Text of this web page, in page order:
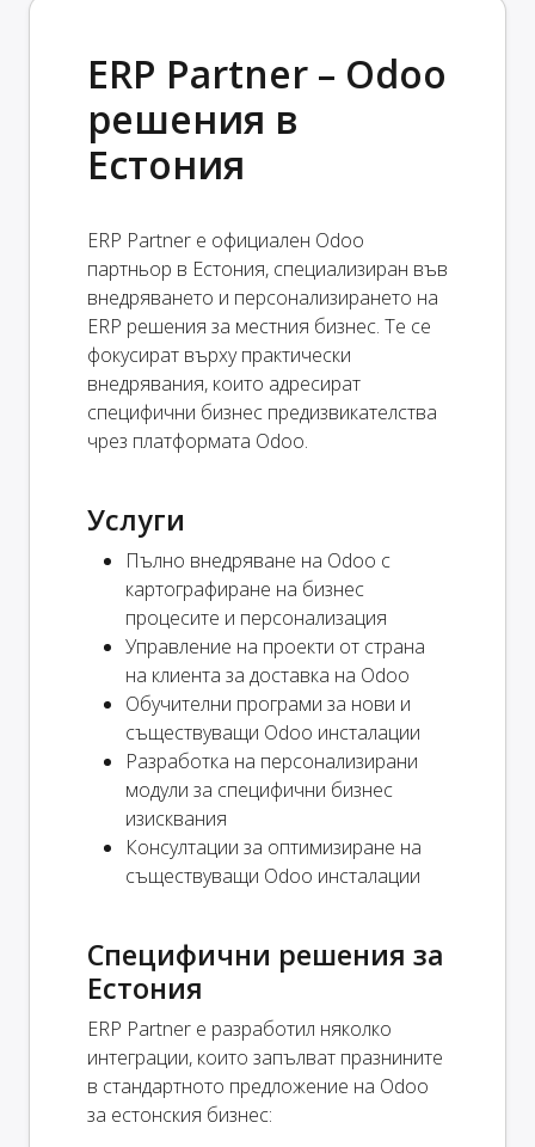
ERP Partner – Odoo
решения в
Естония
ERP Partner е официален Odoo
партньор в Естония, специализиран във
внедряването и персонализирането на
ERP решения за местния бизнес. Те се
фокусират върху практически
внедрявания, които адресират
специфични бизнес предизвикателства
чрез платформата Odoo.
Услуги
Пълно внедряване на Odoo с
картографиране на бизнес
процесите и персонализация
Управление на проекти от страна
на клиента за доставка на Odoo
Обучителни програми за нови и
съществуващи Odoo инсталации
Разработка на персонализирани
модули за специфични бизнес
изисквания
Консултации за оптимизиране на
съществуващи Odoo инсталации
Специфични решения за
Естония
ERP Partner е разработил няколко
интеграции, които запълват празнините
в стандартното предложение на Odoo
за естонския бизнес: